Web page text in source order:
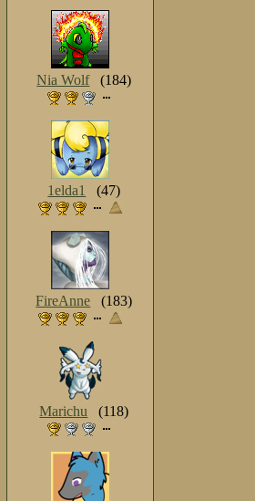
Nia Wolf (184)
1elda1 (47)
FireAnne (183)
Marichu (118)